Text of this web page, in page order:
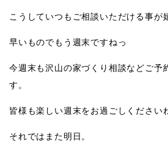
こうしていつもご相談いただける事が
早いものでもう週末ですねっ
今週末も沢山の家づくり相談などご予
す。
皆様も楽しい週末をお過ごしください
それではまた明日。